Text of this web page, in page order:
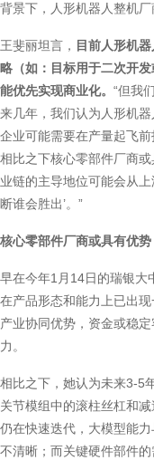
背景下，人形机器人整机
王斐丽坦言， 目前人形机
略（如：目标用于二次开
能优先实现商业化。 “但我
来几年，我们认为人形机
企业可能需要在产量起飞
相比之下核心零部件厂商
业链的主导地位可能会从
断谁会胜出’。”
核心零部件厂商或具有优势
早在今年1月14日的瑞银大
在产品形态和能力上已出
产业协同优势，资金或稳
力。
相比之下，她认为未来3-5
关节模组中的滚柱丝杠和
仍在快速迭代，大模型能
不清晰；而关键硬件部件的